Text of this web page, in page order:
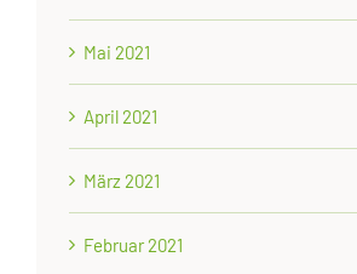
Mai 2021
April 2021
März 2021
Februar 2021